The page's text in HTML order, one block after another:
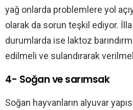
yağ onlarda problemlere yol
olarak da sorun teşkil ediyor.
durumlarda ise laktoz
edilmeli ve sulandırarak
4- Soğan ve sarımsak
Soğan hayvanların alyuvar